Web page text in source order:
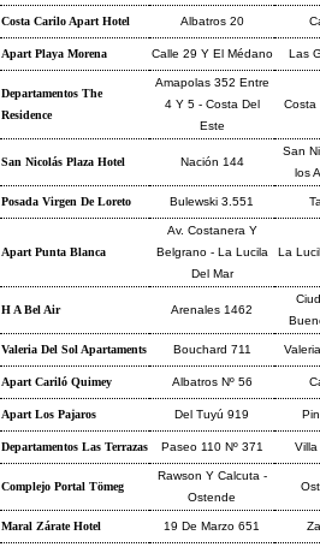
Costa Carilo Apart Hotel Albatros 20
Apart Playa Morena Calle 29 Y El Médano Las
Departamentos The
Residence
Amapolas 352 Entre
4 Y 5 - Costa Del
Este
Costa
San Nicolás Plaza Hotel Nación 144
San
los
Posada Virgen De Loreto Bulewski 3.551
Apart Punta Blanca
Av. Costanera Y
Belgrano - La Lucila
Del Mar
La
H A Bel Air Arenales 1462
Valeria Del Sol Apartaments Bouchard 711
Apart Cariló Quimey Albatros Nº 56
Apart Los Pajaros Del Tuyú 919
Departamentos Las Terrazas Paseo 110 Nº 371 Villa
Complejo Portal Tömeg
Rawson Y Calcuta -
Ostende
Maral Zárate Hotel 19 De Marzo 651